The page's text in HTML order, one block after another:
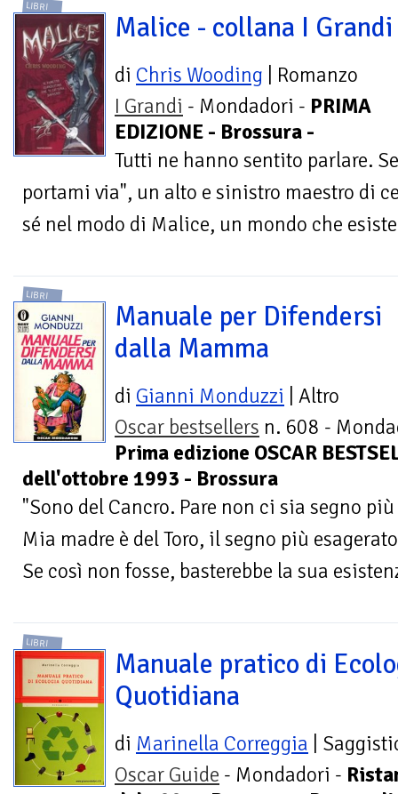
LIBRI
Malice - collana I Grandi
di Chris Wooding | Romanzo
I Grandi - Mondadori - PRIMA
EDIZIONE - Brossura -
Tutti ne hanno sentito parlare.
portami via", un alto e sinistro maestro di
sé nel modo di Malice, un mondo che
LIBRI
Manuale per Difendersi
dalla Mamma
di Gianni Monduzzi | Altro
Oscar bestsellers n. 608 -
Prima edizione OSCAR
dell'ottobre 1993 - Brossura
"Sono del Cancro. Pare non ci sia segno
Mia madre è del Toro, il segno più
Se così non fosse, basterebbe la sua
LIBRI
Manuale pratico di
Quotidiana
di Marinella Correggia |
Oscar Guide - Mondadori -